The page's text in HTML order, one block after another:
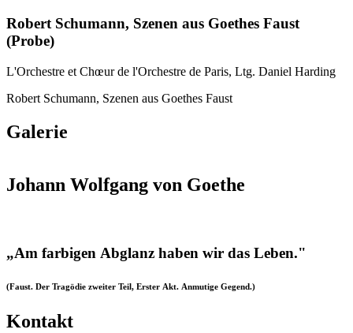
Robert Schumann, Szenen aus Goethes Faust
(Probe)
L'Orchestre et Chœur de l'Orchestre de Paris, Ltg. Daniel Harding
Robert Schumann, Szenen aus Goethes Faust
Galerie
Johann Wolfgang von Goethe
„Am farbigen Abglanz haben wir das Leben."
(Faust. Der Tragödie zweiter Teil, Erster Akt. Anmutige Gegend.)
Kontakt